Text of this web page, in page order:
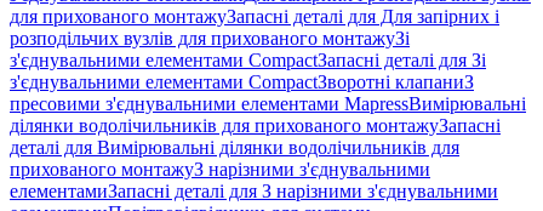
для прихованого монтажуЗапасні деталі для Для запірних і
розподільчих вузлів для прихованого монтажуЗі
з'єднувальними елементами CompactЗапасні деталі для Зі
з'єднувальними елементами CompactЗворотні клапаниЗ
пресовими з'єднувальними елементами MapressВимірювальні
ділянки водолічильників для прихованого монтажуЗапасні
деталі для Вимірювальні ділянки водолічильників для
прихованого монтажуЗ нарізними з'єднувальними
елементамиЗапасні деталі для З нарізними з'єднувальними